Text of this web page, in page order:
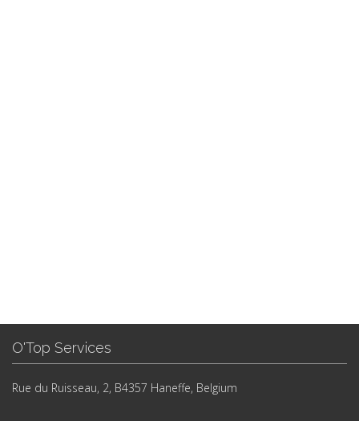
O'Top Services
Rue du Ruisseau, 2, B4357 Haneffe, Belgium